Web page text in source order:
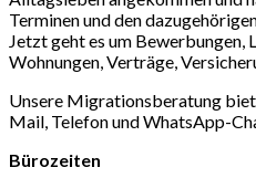
Terminen und den
Jetzt geht es um Bewerbungen,
Wohnungen, Verträge,
Unsere Migrationsberatung
Mail, Telefon und WhatsApp-
Bürozeiten